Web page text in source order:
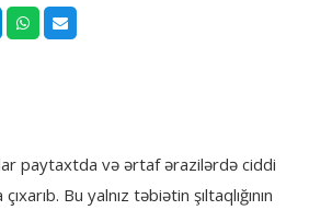
paytaxtda və ərtaf ərazilərdə ciddi
Bu yalnız təbiətin şıltaqlığının